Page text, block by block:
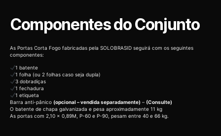
Componentes do Conjunto
As Portas Corta Fogo fabricadas pela SOLOBRASID seguirá com os seguintes
componentes:
1 batente
1 folha (ou 2 folhas caso seja dupla)
3 dobradiças
1 fechadura
1 etiqueta
Barra anti-pânico (opcional – vendida separadamente) – (Consulte)
O batente de chapa galvanizada e pesa aproximadamente 11 kg
As portas com 2,10 x 0,89M, P-60 e P-90, pesam entre 40 e 66 kg.